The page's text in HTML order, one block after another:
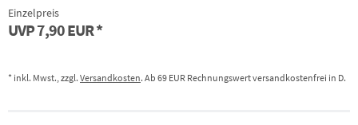
Einzelpreis
UVP7,90 EUR
* inkl. Mwst., zzgl. Versandkosten. Ab 69 EUR Rechnungswert versandkostenfrei in D.